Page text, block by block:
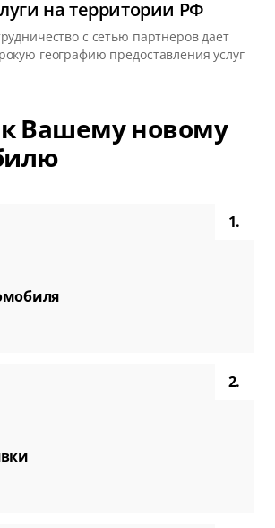
на территории РФ
с сетью партнеров дает
географию предоставления услуг
Вашему новому
1.
2.